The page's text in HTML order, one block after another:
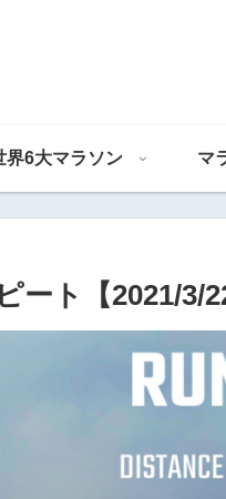
界6大マラソン マ
ート【2021/3/